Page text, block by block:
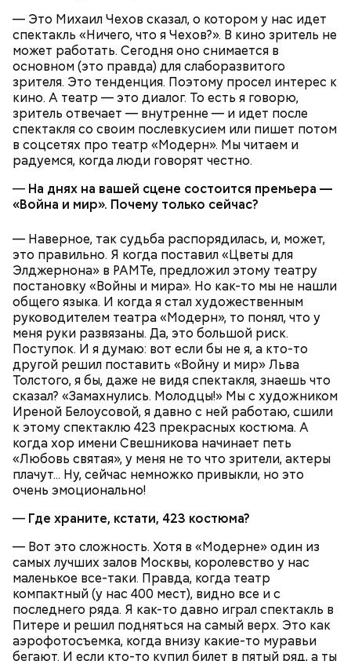
— Это Михаил Чехов сказал, о котором у нас идет
спектакль «Ничего, что я Чехов?». В кино зритель не
может работать. Сегодня оно снимается в
основном (это правда) для слаборазвитого
зрителя. Это тенденция. Поэтому просел интерес к
кино. А театр — это диалог. То есть я говорю,
зритель отвечает — внутренне — и идет после
спектакля со своим послевкусием или пишет потом
в соцсетях про театр «Модерн». Мы читаем и
радуемся, когда люди говорят честно.
— На днях на вашей сцене состоится премьера —
«Война и мир». Почему только сейчас?
— Наверное, так судьба распорядилась, и, может,
это правильно. Я когда поставил «Цветы для
Элджернона» в РАМТе, предложил этому театру
постановку «Войны и мира». Но как-то мы не нашли
общего языка. И когда я стал художественным
руководителем театра «Модерн», то понял, что у
меня руки развязаны. Да, это большой риск.
Поступок. И я думаю: вот если бы не я, а кто-то
другой решил поставить «Войну и мир» Льва
Толстого, я бы, даже не видя спектакля, знаешь что
сказал? «Замахнулись. Молодцы!» Мы с художником
Иреной Белоусовой, я давно с ней работаю, сшили
к этому спектаклю 423 прекрасных костюма. А
когда хор имени Свешникова начинает петь
«Любовь святая», у меня не то что зрители, актеры
плачут... Ну, сейчас немножко привыкли, но это
очень эмоционально!
— Где храните, кстати, 423 костюма?
— Вот это сложность. Хотя в «Модерне» один из
самых лучших залов Москвы, королевство у нас
маленькое все-таки. Правда, когда театр
компактный (у нас 400 мест), видно все и с
последнего ряда. Я как-то давно играл спектакль в
Питере и решил подняться на самый верх. Это как
аэрофотосъемка, когда внизу какие-то муравьи
бегают. И если кто-то купил билет в пятый ряд, а ты
19 декабря с утра люди шли в церковь, служили
молебны святому Николаю, а после этого сообща
накрывали большие столы и начинали веселиться.
«Для кума Никольщина бражку варит, для кумы –
пироги печет»; «На Никольщину зови друга, зови и
ворога — оба будут друзья».
На Николу никому нельзя было грустить —
считалось, что это принесет суровые морозы.
Впрочем, в этот день погода и без того обычно
1 морковь;
1 петрушка;
1/4 репы;
2 головки лука;
6-8 картофелин;
1/2 кочана капусты;
2 помидора;
4 ст. ложки растительного масла;
соль, зелень укропа и петрушки, лавровый лист
по вкусу.
Морковь, петрушку, репу и репчатый лук очистить,
промыть, нарезать тонкими квадратиками,
сложить в сотейник, добавить растительное масло
и спассеровать до готовности. Капусту промыть и
нарезать крупными шашками. Картофель очистить
и нарезать кубиками. В кипящую воду опустить
капусту, дать вскипеть, затем опустить картофель
и спассерованные овощи и при медленном
кипении варить 15-20 минут. В конце варки в суп
положить красные помидоры, нарезанные
дольками, соль, перец горошком и лавровый лист,
дать закипеть и кастрюлю сдвинуть на край
плиты. Разлить по тарелкам и посыпать
мелкорубленой зеленью укропа и петрушки.
Суп картофельный с перловой крупой